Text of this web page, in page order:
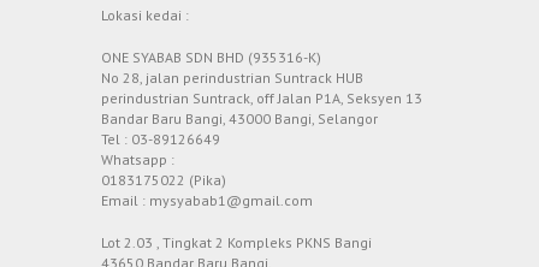
Lokasi kedai :
ONE SYABAB SDN BHD (935316-K)
No 28, jalan perindustrian Suntrack HUB
perindustrian Suntrack, off Jalan P1A, Seksyen 13
Bandar Baru Bangi, 43000 Bangi, Selangor
Tel : 03-89126649
Whatsapp :
0183175022 (Pika)
Email : mysyabab1@gmail.com
Lot 2.03 , Tingkat 2 Kompleks PKNS Bangi
43650 Bandar Baru Bangi,